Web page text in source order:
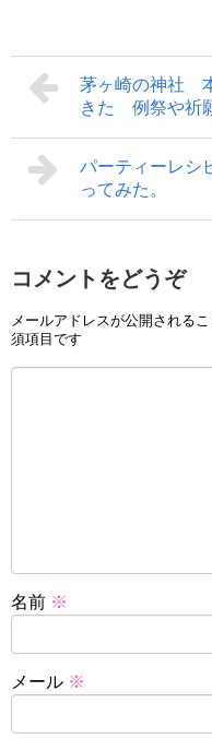
茅ヶ崎の神社
きた 例祭や祈
パーティーレシ
ってみた。
コメントをどうぞ
メールアドレスが公開されるこ
須項目です
名前 ※
メール ※